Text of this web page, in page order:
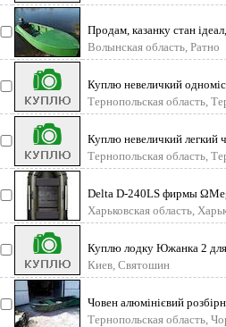
Продам, казанку стан
Волынская область, Ратно
Куплю невеличкий
Тернопольская область,
Куплю невеличкий легкий
Тернопільськ
Тернопольская область,
Delta D-240LS фирмы
типа. Изгото
Харьковская область,
Куплю лодку Южанка 2
Киев, Святошин
Човен алюмінієвий
поплаво
Тернопольская область,